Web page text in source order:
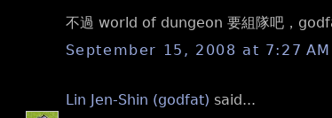
不過 world of dungeon 要組隊吧，
September 15, 2008 at 7:27 AM
Lin Jen-Shin (godfat) said...